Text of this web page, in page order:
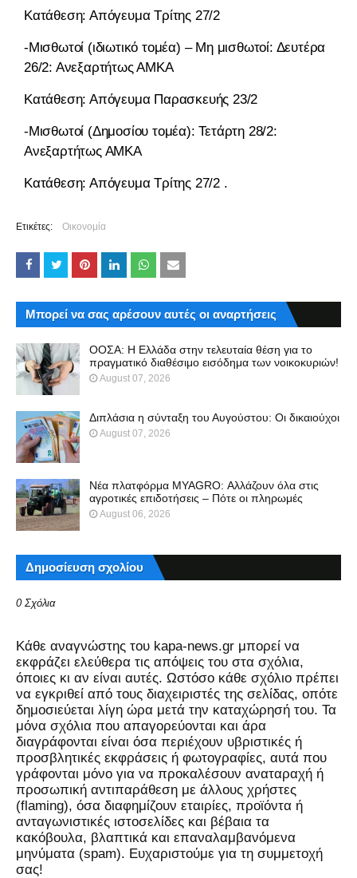
Κατάθεση: Απόγευμα Τρίτης 27/2
-Μισθωτοί (ιδιωτικό τομέα) – Μη μισθωτοί: Δευτέρα
26/2: Ανεξαρτήτως ΑΜΚΑ
Κατάθεση: Απόγευμα Παρασκευής 23/2
-Μισθωτοί (Δημοσίου τομέα): Τετάρτη 28/2:
Ανεξαρτήτως ΑΜΚΑ
Κατάθεση: Απόγευμα Τρίτης 27/2 .
Ετικέτες: Οικονομία
Μπορεί να σας αρέσουν αυτές οι αναρτήσεις
ΟΟΣΑ: Η Ελλάδα στην τελευταία θέση για το
πραγματικό διαθέσιμο εισόδημα των νοικοκυριών!
August 07, 2026
Διπλάσια η σύνταξη του Αυγούστου: Οι δικαιούχοι
August 07, 2026
Νέα πλατφόρμα MYAGRO: Αλλάζουν όλα στις
αγροτικές επιδοτήσεις – Πότε οι πληρωμές
August 06, 2026
Δημοσίευση σχολίου
0 Σχόλια
Kάθε αναγνώστης του kapa-news.gr μπορεί να
εκφράζει ελεύθερα τις απόψεις του στα σχόλια,
όποιες κι αν είναι αυτές. Ωστόσο κάθε σχόλιο πρέπει
να εγκριθεί από τους διαχειριστές της σελίδας, οπότε
δημοσιεύεται λίγη ώρα μετά την καταχώρησή του. Τα
μόνα σχόλια που απαγορεύονται και άρα
διαγράφονται είναι όσα περιέχουν υβριστικές ή
προσβλητικές εκφράσεις ή φωτογραφίες, αυτά που
γράφονται μόνο για να προκαλέσουν αναταραχή ή
προσωπική αντιπαράθεση με άλλους χρήστες
(flaming), όσα διαφημίζουν εταιρίες, προϊόντα ή
ανταγωνιστικές ιστοσελίδες και βέβαια τα
κακόβουλα, βλαπτικά και επαναλαμβανόμενα
μηνύματα (spam). Ευχαριστούμε για τη συμμετοχή
σας!